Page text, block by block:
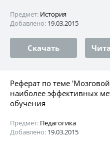
Предмет: История
Добавлено: 19.03.2015
Скачать
Реферат по теме
наиболее эффективных
обучения
Предмет: Педагогика
Добавлено: 19.03.2015